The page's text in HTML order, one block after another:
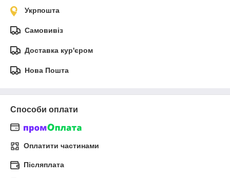
Укрпошта
Самовивіз
Доставка кур'єром
Нова Пошта
Способи оплати
Оплатити частинами
Післяплата